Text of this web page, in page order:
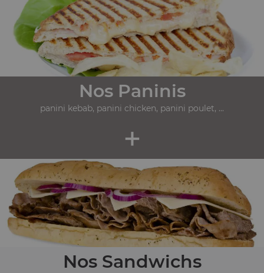
Nos Paninis
panini kebab, panini chicken, panini poulet, ...
+
Nos Sandwichs